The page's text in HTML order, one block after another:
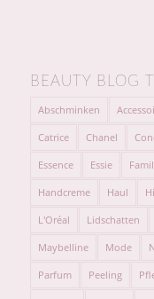
BEAUTY BLOG
Abschminken
Catrice Chanel
Essence Essie
Handcreme Haul
L'Oréal Lidschatten
Maybelline Mode
Parfum Peeling